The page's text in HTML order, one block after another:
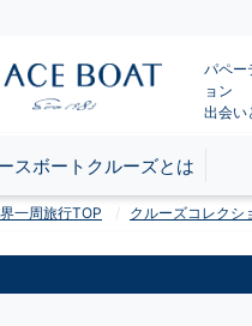
パペー
ョン
出会い
スボートクルーズとは
一周旅行TOP クルーズコレクシ